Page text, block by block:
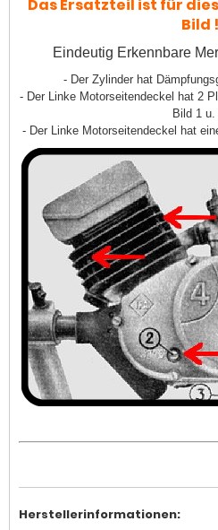
Das Ersatzteil ist für
Bild !
Eindeutig Erkennbare
- Der Zylinder hat
- Der Linke Motorseitendeckel hat 2
Bild 1 u.
- Der Linke Motorseitendeckel hat
Herstellerinformationen: